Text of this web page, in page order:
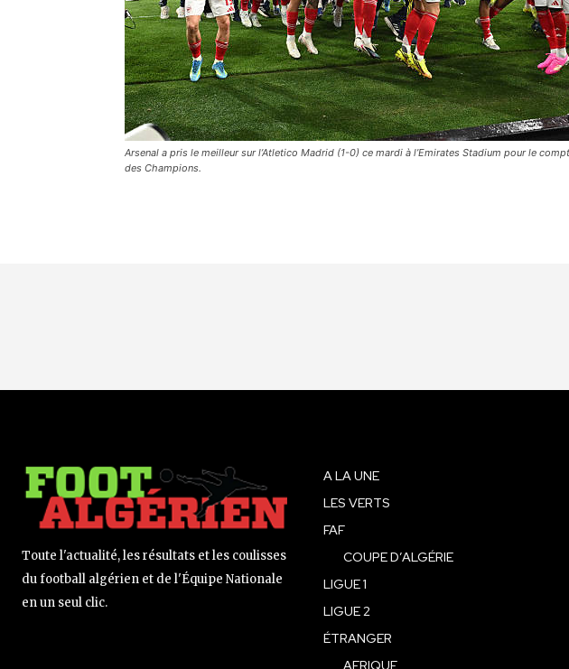
Arsenal a pris le meilleur sur l’Atletico Madrid (1-0) ce mardi à l’Emirates Stadium pour le
des Champions.
Toute l'actualité, les résultats et les coulisses
du football algérien et de l'Équipe Nationale
en un seul clic.
A LA UNE
LES VERTS
FAF
COUPE D’ALGÉRIE
LIGUE 1
LIGUE 2
ÉTRANGER
AFRIQUE